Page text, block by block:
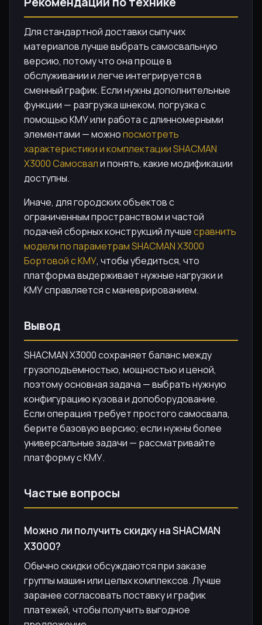
Для стандартной доставки сыпучих
материалов лучше выбрать самосвальную
версию, потому что она проще в
обслуживании и легче интегрируется в
сменный график. Если нужны дополнительные
функции — разгрузка шнеком, погрузка с
помощью КМУ или работа с длинномерными
элементами — можнопосмотреть
характеристики и комплектации SHACMAN
X3000 Самосвали понять, какие модификации
доступны.
Иначе, для городских объектов с
ограниченным пространством и частой
подачей сборных конструкций лучшесравнить
модели по параметрам SHACMAN X3000
Бортовой с КМУ, чтобы убедиться, что
платформа выдерживает нужные нагрузки и
КМУ справляется с маневрированием.
Вывод
SHACMAN X3000 сохраняет баланс между
грузоподъемностью, мощностью и ценой,
поэтому основная задача — выбрать нужную
конфигурацию кузова и допоборудование.
Если операция требует простого самосвала,
берите базовую версию; если нужны более
универсальные задачи — рассматривайте
платформу с КМУ.
Частые вопросы
Можно ли получить скидку на SHACMAN
X3000?
Обычно скидки обсуждаются при заказе
группы машин или целых комплексов. Лучше
заранее согласовать поставку и график
платежей, чтобы получить выгодное